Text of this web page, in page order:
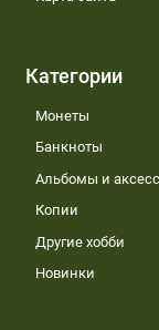
Категории
Монеты
Банкноты
Альбомы и
Копии
Другие хобби
Новинки